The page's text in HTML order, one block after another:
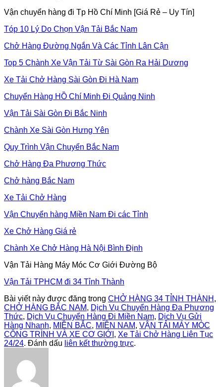
Vận chuyển hàng đi Tp Hồ Chí Minh [Giá Rẻ – Uy Tín]
Tóp 10 Lý Do Chọn Vận Tải Bắc Nam
Chở Hàng Đường Ngắn Và Các Tỉnh Lân Cận
Top 5 Chành Xe Vận Tải Từ Sài Gòn Ra Hải Dương
Xe Tải Chở Hàng Sài Gòn Đi Hà Nam
Chuyển Hàng HỒ Chí Minh Đi Quảng Ninh
Vận Tải Sài Gòn Đi Bắc Ninh
Chành Xe Sài Gòn Hưng Yên
Quy Trình Vận Chuyển Bắc Nam
Chở Hàng Đa Phương Thức
Chở hàng Bắc Nam
Xe Tải Chở Hàng
Vận Chuyển hàng Miền Nam Đi các Tỉnh
Xe Chở Hàng Giá rẻ
Chành Xe Chở Hàng Hà Nội Bình Định
Vận Tải Hàng Máy Móc Cơ Giới Đường Bộ
Vận Tải TPHCM đi 34 Tỉnh Thành
Bài viết này được đăng trong CHỞ HÀNG 34 TỈNH THÀNH ,
CHỞ HÀNG BẮC NAM, Dịch Vụ Chuyển Hàng Đa Phương
Thức, Dịch Vụ Chuyển Hàng Đi Miền Nam, Dịch Vụ Gửi
Hàng Nhanh, MIỀN BẮC, MIỀN NAM, VẬN TẢI MÁY MÓC
CÔNG TRÌNH VÀ XE CƠ GIỚI , Xe Tải Chở Hàng Liên Tục
24/24. Đánh dấu liên kết thường trực.